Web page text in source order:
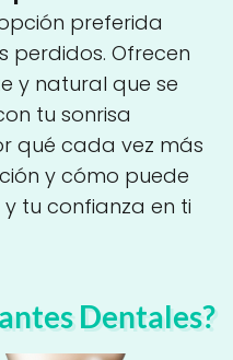
preferida
perdidos. Ofrecen
y natural que se
tu sonrisa
qué cada vez más
y cómo puede
tu confianza en ti
Dentales?